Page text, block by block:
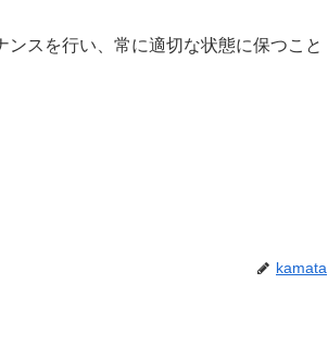
スを行い、常に適切な状態に保つこと
kamata